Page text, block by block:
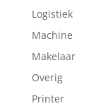
Logistiek
Machine
Makelaar
Overig
Printer